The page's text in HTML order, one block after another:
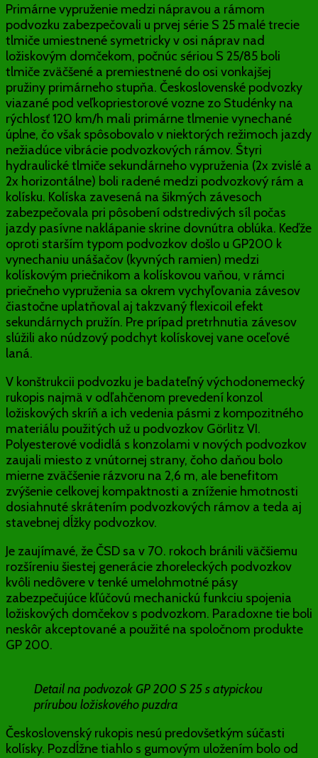
Primárne vypruženie medzi nápravou a rámom
podvozku zabezpečovali u prvej série S 25 malé trecie
tlmiče umiestnené symetricky v osi náprav nad
ložiskovým domčekom, počnúc sériou S 25/85 boli
tlmiče zväčšené a premiestnené do osi vonkajšej
pružiny primárneho stupňa. Československé podvozky
viazané pod veľkopriestorové vozne zo Studénky na
rýchlosť 120 km/h mali primárne tlmenie vynechané
úplne, čo však spôsobovalo v niektorých režimoch jazdy
nežiadúce vibrácie podvozkových rámov. Štyri
hydraulické tlmiče sekundárneho vypruženia (2x zvislé a
2x horizontálne) boli radené medzi podvozkový rám a
kolísku. Kolíska zavesená na šikmých závesoch
zabezpečovala pri pôsobení odstredivých síl počas
jazdy pasívne naklápanie skrine dovnútra oblúka. Keďže
oproti starším typom podvozkov došlo u GP200 k
vynechaniu unášačov (kyvných ramien) medzi
kolískovým priečnikom a kolískovou vaňou, v rámci
priečneho vypruženia sa okrem vychyľovania závesov
čiastočne uplatňoval aj takzvaný flexicoil efekt
sekundárnych pružín. Pre prípad pretrhnutia závesov
slúžili ako núdzový podchyt kolískovej vane oceľové
laná.
V konštrukcii podvozku je badateľný východonemecký
rukopis najmä v odľahčenom prevedení konzol
ložiskových skríň a ich vedenia pásmi z kompozitného
materiálu použitých už u podvozkov Görlitz VI.
Polyesterové vodidlá s konzolami v nových podvozkov
zaujali miesto z vnútornej strany, čoho daňou bolo
mierne zväčšenie rázvoru na 2,6 m, ale benefitom
zvýšenie celkovej kompaktnosti a zníženie hmotnosti
dosiahnuté skrátením podvozkových rámov a teda aj
stavebnej dĺžky podvozkov.
Je zaujímavé, že ČSD sa v 70. rokoch bránili väčšiemu
rozšíreniu šiestej generácie zhoreleckých podvozkov
kvôli nedôvere v tenké umelohmotné pásy
zabezpečujúce kľúčovú mechanickú funkciu spojenia
ložiskových domčekov s podvozkom. Paradoxne tie boli
neskôr akceptované a použité na spoločnom produkte
GP 200.
Detail na podvozok GP 200 S 25 s atypickou
prírubou ložiskového puzdra
Československý rukopis nesú predovšetkým súčasti
kolísky. Pozdĺžne tiahlo s gumovým uložením bolo od